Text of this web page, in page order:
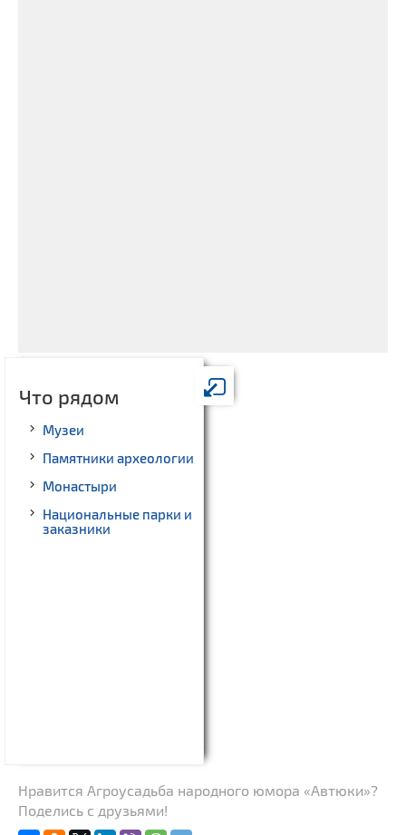
Что рядом
Музеи
Памятники археологии
Монастыри
Национальные парки и
заказники
Нравится Агроусадьба народного юмора «Автюки»?
Поделись с друзьями!